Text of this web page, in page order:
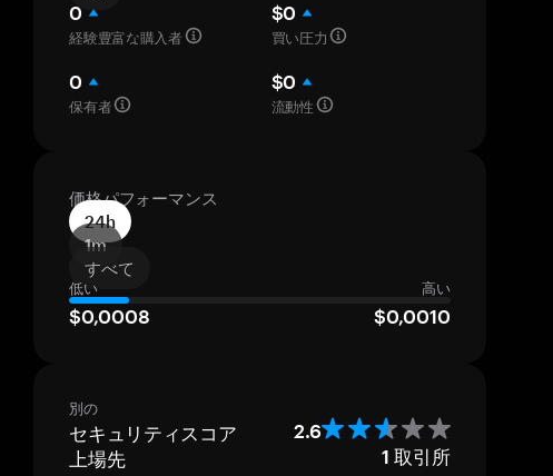
0
経験豊富な購入者
$0
買い圧力
0
保有者
$0
流動性
価格パフォーマンス
24h
1m
すべて
低い 高い
$0,0008 $0,0010
別の
セキュリティスコア 2.6
上場先 1 取引所